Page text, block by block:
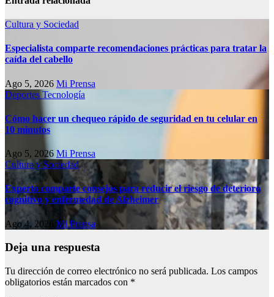
Cultura y Sociedad
Especialista comparte recomendaciones prácticas para tratar la
caída del cabello
Ago 5, 2026 Mi Prensa
Deportes Tecnología
Cómo hacer un chequeo rápido de seguridad en tu celular en
10 minutos
Ago 5, 2026 Mi Prensa
Cultura y Sociedad
Experto comparte consejos para reducir el riesgo de deterioro
cognitivo у enfermedad de Alzheimer
Ago 4, 2026 Mi Prensa
Deja una respuesta
Tu dirección de correo electrónico no será publicada. Los campos
obligatorios están marcados con *